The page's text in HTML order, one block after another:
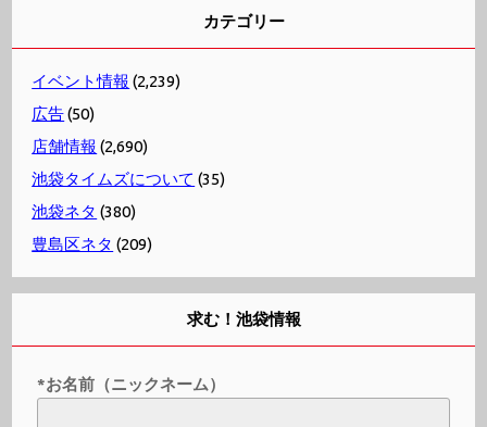
カテゴリー
イベント情報 (2,239)
広告(50)
店舗情報 (2,690)
池袋タイムズについて (35)
池袋ネタ (380)
豊島区ネタ (209)
求む！池袋情報
*お名前（ニックネーム）